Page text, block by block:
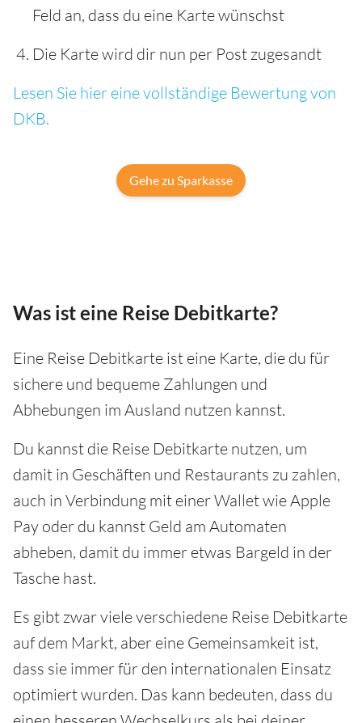
Feld an, dass du eine Karte wünschst
Die Karte wird dir nun per Post zugesandt
Lesen Sie hier eine vollständige Bewertung von
DKB.
Gehe zu Sparkasse
Was ist eine Reise Debitkarte?
Eine Reise Debitkarte ist eine Karte, die du für
sichere und bequeme Zahlungen und
Abhebungen im Ausland nutzen kannst.
Du kannst die Reise Debitkarte nutzen, um
damit in Geschäften und Restaurants zu zahlen,
auch in Verbindung mit einer Wallet wie Apple
Pay oder du kannst Geld am Automaten
abheben, damit du immer etwas Bargeld in der
Tasche hast.
Es gibt zwar viele verschiedene Reise Debitkarte
auf dem Markt, aber eine Gemeinsamkeit ist,
dass sie immer für den internationalen Einsatz
optimiert wurden. Das kann bedeuten, dass du